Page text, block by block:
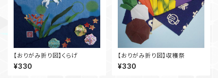
【おりがみ折り図】くらげ
¥330
【おりがみ折り図】収穫祭
¥330